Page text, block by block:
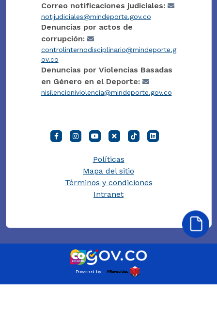
Correo notificaciones judiciales:
notijudiciales@mindeporte.gov.co
Denuncias por actos de
corrupción:
controlinternodisciplinario@mindeporte.g
ov.co
Denuncias por Violencias Basadas
en Género en el Deporte:
nisilencioniviolencia@mindeporte.gov.co
Políticas
Mapa del sitio
Términos y condiciones
Intranet
Powered by :